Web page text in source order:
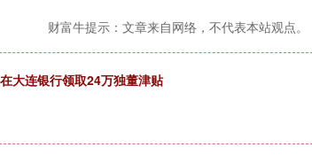
财富牛提示：文章来自网络，不代表本站观点。
大连银行领取24万独董津贴